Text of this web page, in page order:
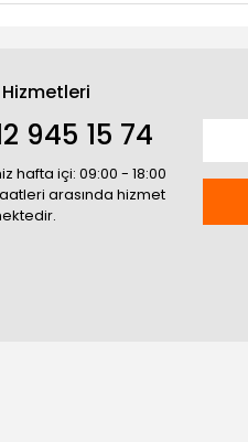
945 15 74
hafta içi: 09:00 - 18:00
arasında hizmet